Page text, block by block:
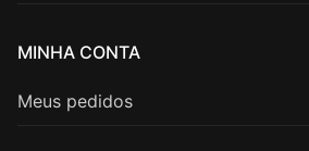
MINHA CONTA
Meus pedidos